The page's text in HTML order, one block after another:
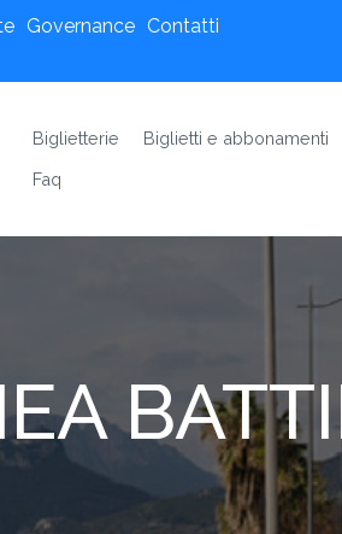
Governance Contatti
Biglietterie Biglietti e abbonamenti
Faq